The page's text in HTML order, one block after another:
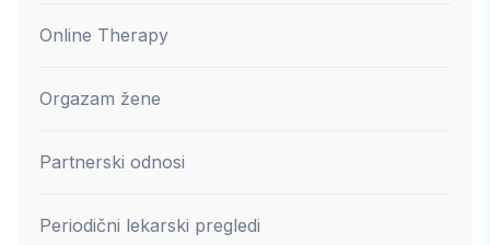
Online Therapy
Orgazam žene
Partnerski odnosi
Periodični lekarski pregledi